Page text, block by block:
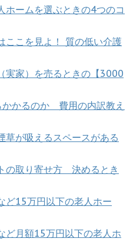
ホームを選ぶときの4つのコ
ここを見よ！ 質の低い介護
実家）を売るときの【3000
かるのか 費用の内訳教え
が吸えるスペースがある
の取り寄せ方 決めるとき
ど15万円以下の老人ホー
ど月額15万円以下の老人ホ